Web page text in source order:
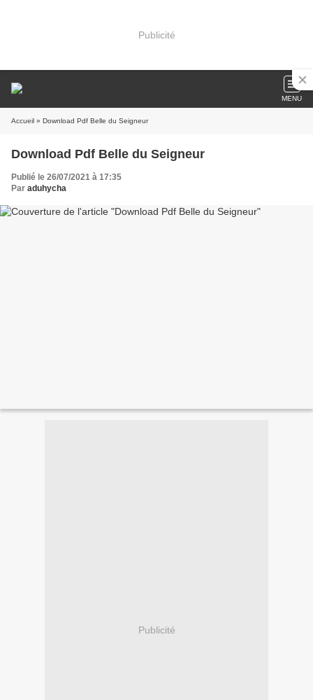
Publicité
MENU
Accueil » Download Pdf Belle du Seigneur
Download Pdf Belle du Seigneur
Publié le 26/07/2021 à 17:35
Par aduhycha
Publicité